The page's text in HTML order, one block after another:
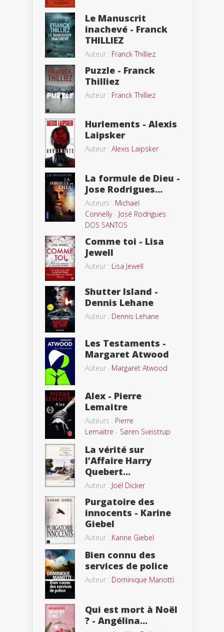
Le Manuscrit
inachevé - Franck
THILLIEZ
Auteur : Franck Thilliez
Puzzle - Franck
Thilliez
Auteur : Franck Thilliez
Hurlements - Alexis
Laipsker
Auteur : Alexis Laipsker
La formule de Dieu -
Jose Rodrigues...
Auteurs : Michael
Connelly- José Rodrigues
DOS SANTOS
Comme toi - Lisa
Jewell
Auteur : Lisa Jewell
Shutter Island -
Dennis Lehane
Auteur : Dennis Lehane
Les Testaments -
Margaret Atwood
Auteur : Margaret Atwood
Alex - Pierre
Lemaitre
Auteurs : Pierre
Lemaitre - Søren Sveistrup
La vérité sur
l’Affaire Harry
Quebert...
Auteur : Joël Dicker
Purgatoire des
innocents - Karine
Giebel
Auteur : Karine Giebel
Bien connu des
services de police
Auteur : Dominique Manotti
Qui est mort à Noël
? - Angélina...